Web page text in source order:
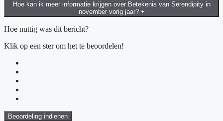
Hoe kan ik meer informatie krijgen over Betekenis van Serendipity in
november vorig jaar? +
Hoe nuttig was dit bericht?
Klik op een ster om het te beoordelen!
Beoordeling indienen